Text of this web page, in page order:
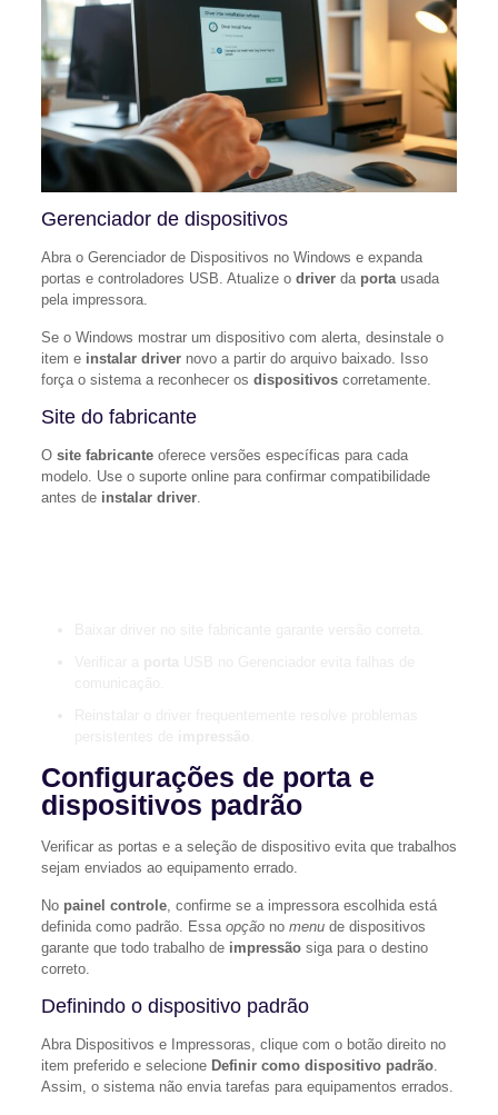
Gerenciador de dispositivos
Abra o Gerenciador de Dispositivos no Windows e expanda
portas e controladores USB. Atualize o driverda portausada
pela impressora.
Se o Windows mostrar um dispositivo com alerta, desinstale o
item e instalar drivernovo a partir do arquivo baixado. Isso
força o sistema a reconhecer os dispositivoscorretamente.
Site do fabricante
O site fabricanteoferece versões específicas para cada
modelo. Use o suporte online para confirmar compatibilidade
antes de instalar driver.
Configurações de porta e
dispositivos padrão
Verificar as portas e a seleção de dispositivo evita que trabalhos
sejam enviados ao equipamento errado.
No painel controle, confirme se a impressora escolhida está
definida como padrão. Essa opçãono menude dispositivos
garante que todo trabalho de impressãosiga para o destino
correto.
Definindo o dispositivo padrão
Abra Dispositivos e Impressoras, clique com o botão direito no
item preferido e selecione Definir como dispositivo padrão.
Assim, o sistema não envia tarefas para equipamentos errados.